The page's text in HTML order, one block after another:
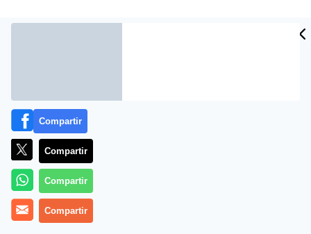
Indignación en las filas del PP madrileño. «No nos
Compartir
Compartir
Compartir
Compartir